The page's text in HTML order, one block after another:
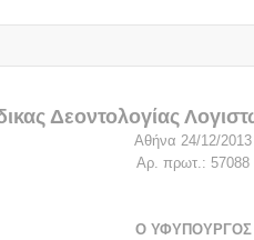
Δεοντολογίας
Αθήνα 24/12/2013
Αρ. πρωτ.: 57088
Ο ΥΦΥΠΟΥΡΓΟΣ